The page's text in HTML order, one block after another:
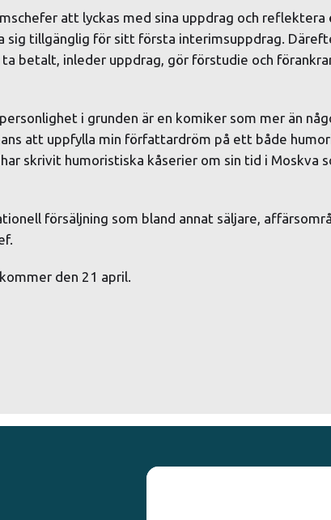
att lyckas med sina uppdrag och
sig tillgänglig för sitt första interimsuppdrag.
betalt, inleder uppdrag, gör förstudie och
i grunden är en komiker som mer än
att uppfylla min författardröm på ett både
skrivit humoristiska kåserier om sin tid i Moskva
försäljning som bland annat säljare,
den 21 april.